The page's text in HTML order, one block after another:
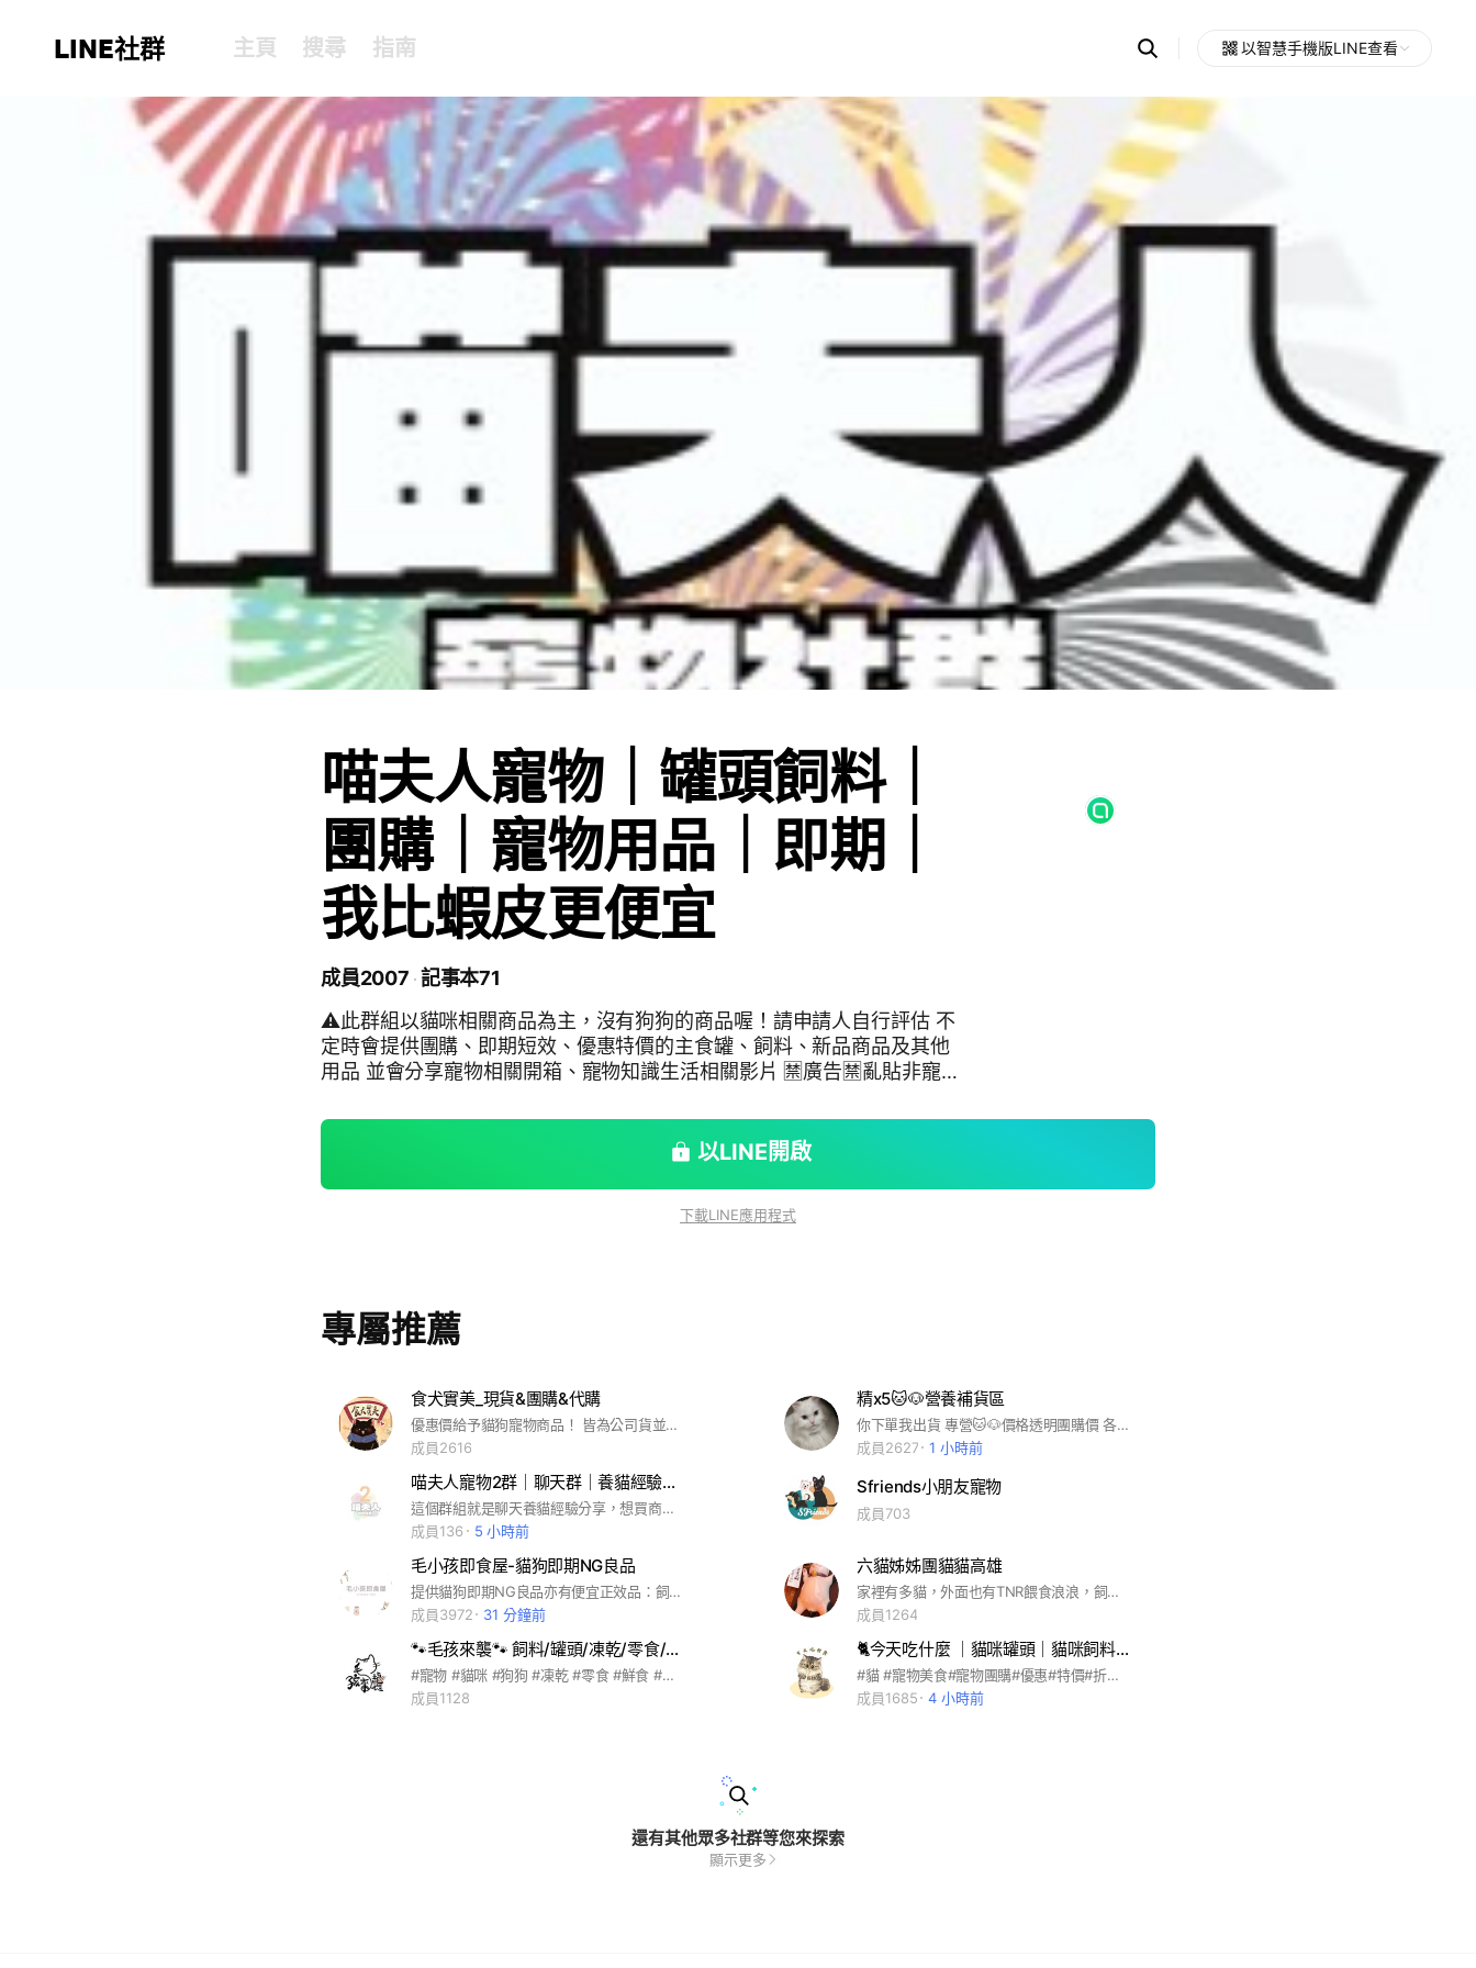
LINE社群 主頁 搜尋 指南 Search
OpenChats
messages
search
area
以智慧手機版LINE查看
喵夫人寵物｜罐頭飼料｜
團購｜寵物用品｜即期｜
我比蝦皮更便宜
成員2007 記事本71
⚠️此群組以貓咪相關商品為主，沒有狗狗的商品喔！請申請人自行評估 不
定時會提供團購、即期短效、優惠特價的主食罐、飼料、新品商品及其他
用品 並會分享寵物相關開箱、寵物知識生活相關影片 🈲廣告🈲亂貼非寵
以LINE開啟
下載LINE應用程式
專屬推薦
食犬實美_現貨&團購&代購
優惠價給予貓狗寵物商品！ 皆為公司貨並正規開發票 🈲️宣傳廣告、不友善交流🈲️ 棄單&不取貨不要來，請勿損害他人權益，造成小店困擾🙏🏻 有任何寵物相關都可詢問，小店會儘速來為您服務😉
成員2616
精x5🐱🐶營養補貨區
你下單我出貨 專營🐱🐶價格透明團購價 各類罐罐 飼料 保健品類 好聊好便宜社群
成員2627
1 小時前
喵夫人寵物2群｜聊天群｜養貓經驗分享
這個群組就是聊天養貓經驗分享，想買商城商品或是請到「喵夫人寵物社群」，不接受同行、業務、詐騙進入，加入要跟喵夫人大群組一樣的id
成員136
5 小時前
Sfriends小朋友寵物
成員703
毛小孩即食屋-貓狗即期NG良品
提供貓狗即期NG良品亦有便宜正效品：飼料貓砂罐頭零食營養品 高雄有實體門市谷歌地圖搜：毛小孩即食屋 購買皆有發票
成員3972
31 分鐘前
六貓姊姊團貓貓高雄
家裡有多貓，外面也有TNR餵食浪浪，飼料跟罐頭用量大😅開此社群就是希望大家都能買到比蝦皮或門市都還要優惠的團購價#貓罐頭 #貓飼料 #罐罐 #浪浪 #TNR #高雄市 #團購#省錢 #貓狗 #即期 #即期良品 #NG #貓砂 #德罐 #苓雅區
成員1264
🐾毛孩來襲🐾 飼料/罐頭/凍乾/零食/鮮食/用品/正效/即期 寵物
#寵物 #貓咪 #狗狗 #凍乾 #零食 #鮮食 #用品 #團購 #飼料 #罐頭 #即期 #便宜
成員1128
🐈今天吃什麼 ｜貓咪罐頭｜貓咪飼料｜貓咪用品｜貓咪零食｜❤️團購優惠湊團🐱
#貓 #寵物美食#寵物團購#優惠#特價#折扣 #飼料#乾糧#貓咪主食罐#主食罐#貓罐頭#狗罐頭#貓飼料#狗飼料#寵物飼料#手工零食#凍乾#貓零食#貓咪飲食#狗狗團#貓團購#老貓#幼貓 #奶貓#幼母貓#貓咪團購推薦#批發#寵物批發#寵物#貓團購推薦#寵物用品#貓咪玩具#狗玩具#玩具#養貓#第一次養貓#新手養貓#飲食開箱#貓砂#礦砂#豆腐砂#混合砂#寵物用品#團媽#貓#貓咪#室內貓#cat #陪心寵糧#陪心#汪喵星球 #Orijen#極致饗宴#法米納 #貓樂園#無敵貓糧#貓侍#奇境 #heromama #里奧納多 #心靈雞湯 #維爾滋 #ciao #阿提拉 #肉球世界#厚肉肉 #貪貪#派庫廚房#毛怪樂園 #臭味滾 #怪獸部落#踏踏寵膳#乖乖吃飯#喵洽普 #貓爾地夫 #維爾滋 #心頭肉 #木入森#太空砂 #艾德酷利 #路易貓砂 #花生砂 #台中市 #台中團購 #台中寵物店#寵物批發#撿便宜 #優惠 #倍力 #台中貓咪團購#罐頭 #飼料#愛媽 #貓咪救援#超越汪喵 #小白罐#魔力喵#葛蕾特 #K9#巔峰#英國短毛貓#英短#迷幻喵 #mjamja
成員1685
4 小時前
還有其他眾多社群等您來探索
顯示更多